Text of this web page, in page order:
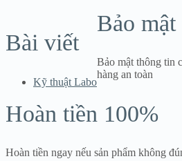
44.100 ₫
Bài viết
Kỹ thuật Labo
Bảo
Bảo mật thông tin
hàng an toàn
Hoàn tiền 100%
Hoàn tiền ngay nếu sản phẩm không